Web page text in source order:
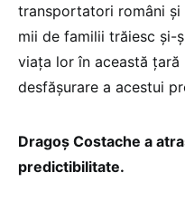
transportatori români
mii de familii trăiesc și-
viața lor în această
desfășurare a acestui
Dragoș Costache a
predictibilitate.